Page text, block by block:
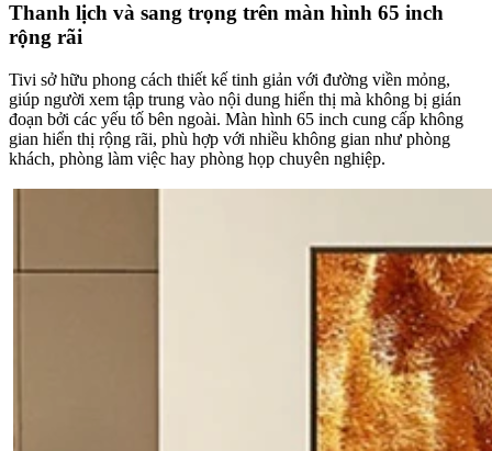
Thanh lịch và sang trọng trên màn hình 65 inch
rộng rãi
Tivi sở hữu phong cách thiết kế tinh giản với đường viền mỏng,
giúp người xem tập trung vào nội dung hiển thị mà không bị gián
đoạn bởi các yếu tố bên ngoài. Màn hình 65 inch cung cấp không
gian hiển thị rộng rãi, phù hợp với nhiều không gian như phòng
khách, phòng làm việc hay phòng họp chuyên nghiệp.